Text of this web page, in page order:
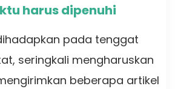
harus dipenuhi
pada tenggat
seringkali mengharuskan
beberapa artikel